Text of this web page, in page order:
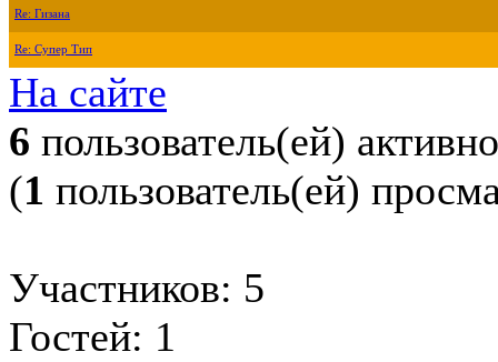
Re: Гизана
Re: Супер Тип
На сайте
6 пользователь(ей) активно
(1 пользователь(ей)
Участников: 5
Гостей: 1